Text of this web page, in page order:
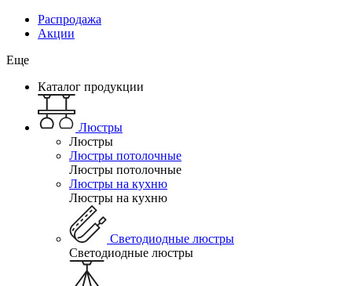
Распродажа
Акции
Еще
Каталог продукции
Люстры
Люстры
Люстры потолочные
Люстры потолочные
Люстры на кухню
Люстры на кухню
Светодиодные люстры
Светодиодные люстры